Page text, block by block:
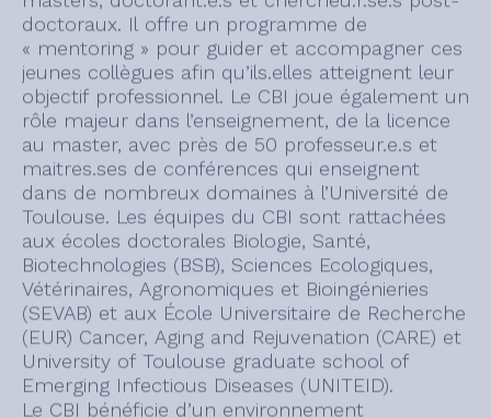
doctoraux. Il offre un programme de
« mentoring » pour guider et accompagner ces
jeunes collègues afin qu’ils.elles atteignent leur
objectif professionnel. Le CBI joue également un
rôle majeur dans l’enseignement, de la licence
au master, avec près de 50 professeur.e.s et
maitres.ses de conférences qui enseignent
dans de nombreux domaines à l’Université de
Toulouse. Les équipes du CBI sont rattachées
aux écoles doctorales Biologie, Santé,
Biotechnologies (BSB), Sciences Ecologiques,
Vétérinaires, Agronomiques et Bioingénieries
(SEVAB) et aux École Universitaire de Recherche
(EUR) Cancer, Aging and Rejuvenation (CARE) et
University of Toulouse graduate school of
Emerging Infectious Diseases (UNITEID).
Le CBI bénéficie d’un environnement